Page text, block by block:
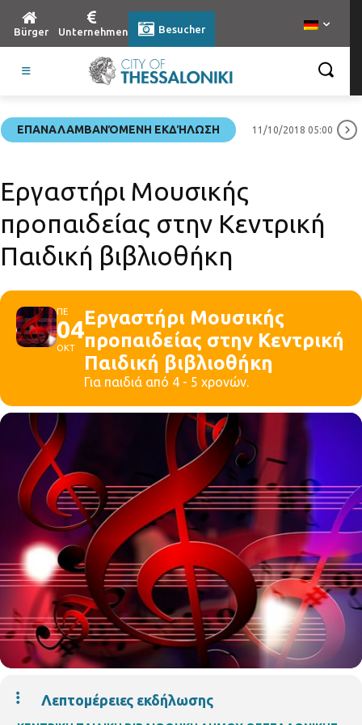
Bürger Unternehmen Besucher
ΕΠΑΝΑΛΑΜΒΑΝΌΜΕΝΗ ΕΚΔΉΛΩΣΗ 11/10/2018 05:00
Εργαστήρι Μουσικής
προπαιδείας στην Κεντρική
Παιδική βιβλιοθήκη
ΠΕ
04
ΟΚΤ
Εργαστήρι Μουσικής
προπαιδείας στην Κεντρική
Παιδική βιβλιοθήκη
Για παιδιά από 4 - 5 χρονών.
Λεπτομέρειες εκδήλωσης